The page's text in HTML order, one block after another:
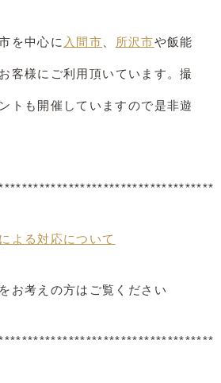
を中心に 入間市 所沢市や飯能
客様にご利用頂いています。撮
トも開催していますので是非遊
よる対応について
お考えの方はご覧ください